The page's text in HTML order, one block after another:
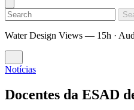
Water Design Views — 15h ·
Notícias
Docentes da ESAD